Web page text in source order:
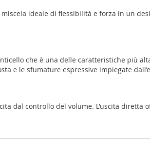
ideale di flessibilità e forza in un
che è una delle caratteristiche più
e le sfumature espressive impiegate
dal controllo del volume. L’uscita